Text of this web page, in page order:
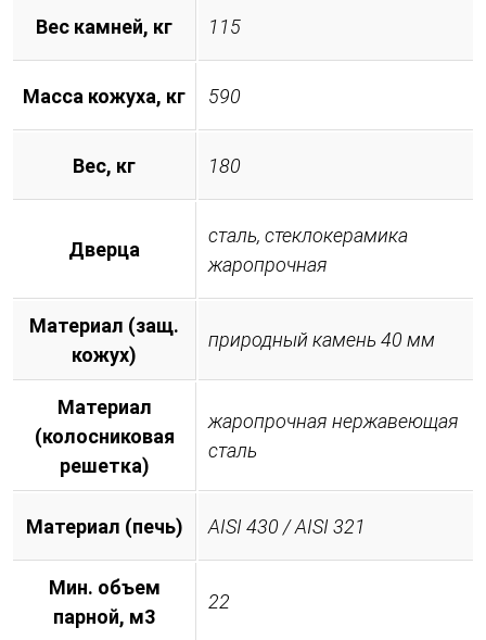
Вес камней, кг 115
Масса кожуха, кг 590
Вес, кг 180
Дверца
сталь, стеклокерамика
жаропрочная
Материал (защ.
кожух)
природный камень 40 мм
Материал
(колосниковая
решетка)
жаропрочная нержавеющая
сталь
Материал (печь) AISI 430 / AISI 321
Мин. объем
парной, м3
22